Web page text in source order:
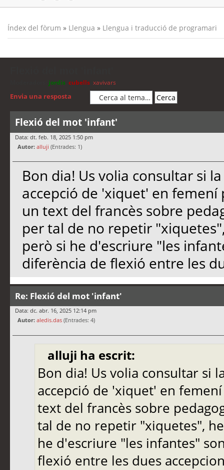
Índex del fòrum » Llengua » Llengua i traducció de programari
jordis cubells xavivars
Envia una resposta
Flexió del mot 'infant'
Data: dt. feb. 18, 2025 1:50 pm
Autor: alluji (Entrades: 1)
Bon dia! Us volia consultar si
accepció de 'xiquet' en
un text del francès sobre
per tal de no repetir
però si he d'escriure "les
diferència de flexió entre les
Re: Flexió del mot 'infant'
Data: dc. abr. 16, 2025 12:14 pm
Autor: aledis.das (Entrades: 4)
alluji ha escrit:
Bon dia! Us volia consultar si
accepció de 'xiquet' en
text del francès sobre
tal de no repetir "xiquetes",
he d'escriure "les infantes"
flexió entre les dues